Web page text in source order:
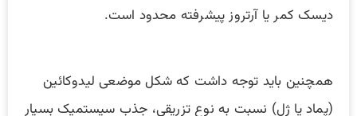
دیسک کمر یا آرتروز پیشرفته محدود است.
همچنین باید توجه داشت که شکل موضعی لیدوکائین
(پماد یا ژل) نسبت به نوع تزریقی، جذب سیستمیک بسیار